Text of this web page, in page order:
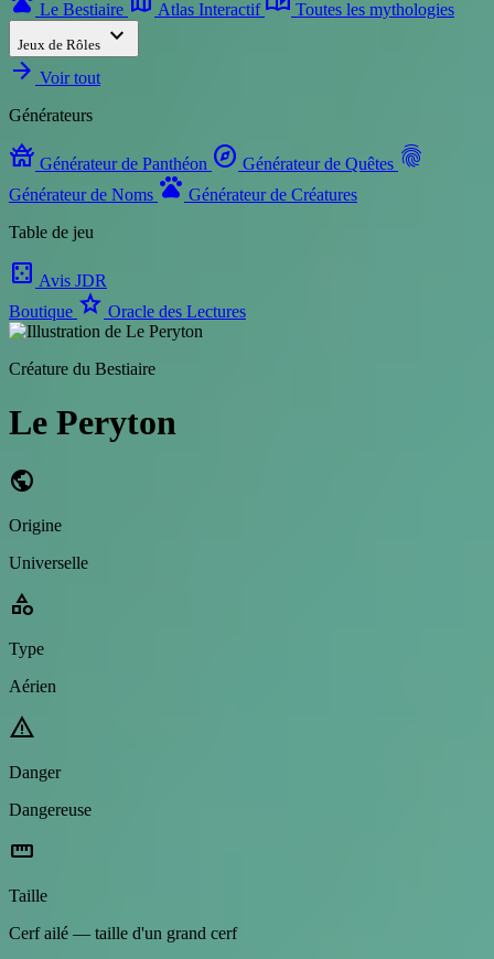
Le Bestiaire Atlas Interactif Toutes les mythologies
Jeux de Rôles expand_more
arrow_forward Voir tout
Générateurs
temple_buddhist Générateur de Panthéon explore Générateur de Quêtes fingerprint
Générateur de Noms pets Générateur de Créatures
Table de jeu
casino Avis JDR
Boutique star Oracle des Lectures
Créature du Bestiaire
Le Peryton
public
Origine
Universelle
category
Type
Aérien
warning
Danger
Dangereuse
straighten
Taille
Cerf ailé — taille d'un grand cerf